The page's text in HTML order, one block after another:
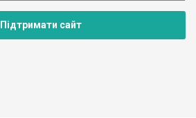
Підтримати сайт